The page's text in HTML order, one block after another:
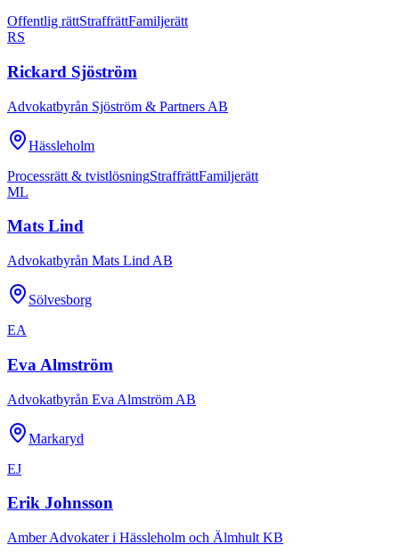
Offentlig rättStraffrättFamiljerätt
RS
Rickard Sjöström
Advokatbyrån Sjöström & Partners AB
Hässleholm
Processrätt & tvistlösningStraffrättFamiljerätt
ML
Mats Lind
Advokatbyrån Mats Lind AB
Sölvesborg
EA
Eva Almström
Advokatbyrån Eva Almström AB
Markaryd
EJ
Erik Johnsson
Amber Advokater i Hässleholm och Älmhult KB